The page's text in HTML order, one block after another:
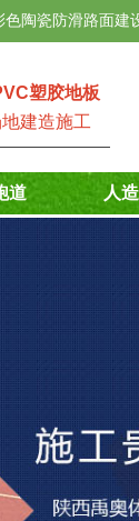
塑胶地板
建造施工
陶瓷防滑路面建
道 人